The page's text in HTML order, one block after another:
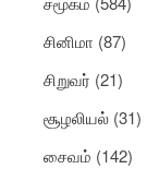
சினிமா (87)
சிறுவர் (21)
சூழலியல் (31)
சைவம் (142)